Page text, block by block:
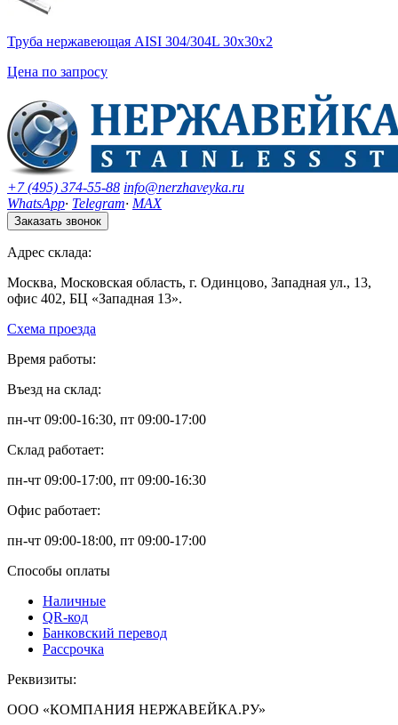
Труба нержавеющая AISI 304/304L 30х30х2
Цена по запросу
+7 (495) 374-55-88 info@nerzhaveyka.ru
WhatsApp· Telegram· MAX
Заказать звонок
Адрес склада:
Москва, Московская область, г. Одинцово, Западная ул., 13,
офис 402, БЦ «Западная 13».
Схема проезда
Время работы:
Въезд на склад:
пн-чт 09:00-16:30, пт 09:00-17:00
Склад работает:
пн-чт 09:00-17:00, пт 09:00-16:30
Офис работает:
пн-чт 09:00-18:00, пт 09:00-17:00
Способы оплаты
Наличные
QR-код
Банковский перевод
Рассрочка
Реквизиты:
ООО «КОМПАНИЯ НЕРЖАВЕЙКА.РУ»